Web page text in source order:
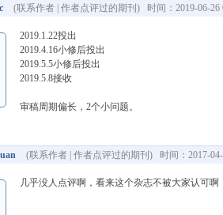
(联系作者| 作者点评过的期刊 ) 时间：2019-06-26
2019.1.22投出
2019.4.16小修后投出
2019.5.5小修后投出
2019.5.8接收
审稿周期偏长，2个小问题。
(联系作者| 作者点评过的期刊 ) 时间：2017-04-
几乎没人点评啊，看来这个杂志不被大家认可啊